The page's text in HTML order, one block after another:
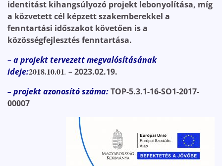
identitást kihangsúlyozó projekt lebonyolítása, míg
a közvetett cél képzett szakemberekkel a
fenntartási időszakot követően is a
közösségfejlesztés fenntartása.
– a projekt tervezett megvalósításának
ideje:2018.10.01. – 2023.02.19.
– projekt azonosító száma:TOP-5.3.1-16-SO1-2017-
00007